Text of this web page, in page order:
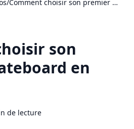
/Comment choisir son premier …
son
en
de lecture